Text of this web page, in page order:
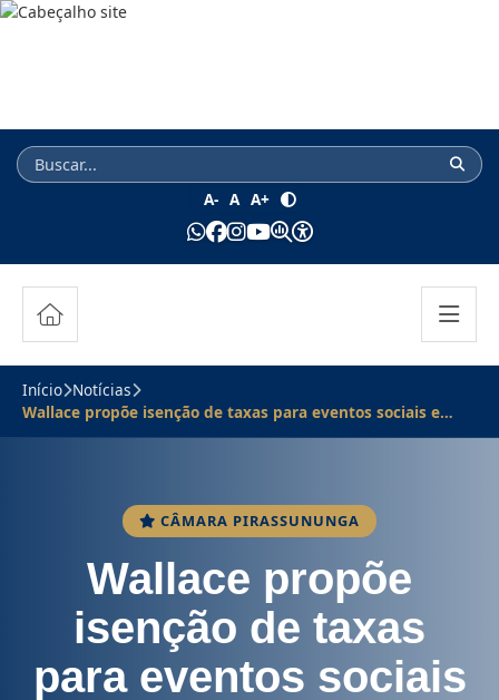
A- A A+
Início Notícias
Wallace propõe isenção de taxas para eventos sociais e
filantrópicos em espaços públicos
CÂMARA PIRASSUNUNGA
Wallace propõe
isenção de taxas
para eventos sociais